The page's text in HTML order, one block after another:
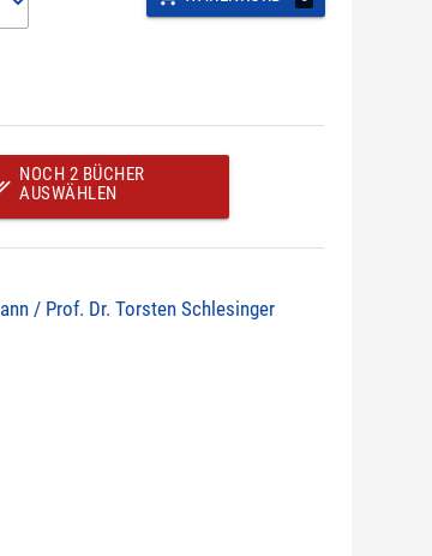
NOCH 2 BÜCHER
AUSWÄHLEN
/ Prof. Dr. Torsten Schlesinger